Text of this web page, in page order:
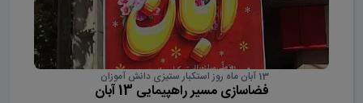
13 آبان ماه روز استکبار ستیزی دانش آموزان
فضاسازی مسیر راهپیمایی 13 آبان